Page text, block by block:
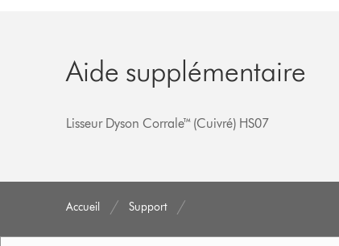
Aide supplémentaire
Lisseur Dyson Corrale™ (Cuivré) HS07
Accueil Support